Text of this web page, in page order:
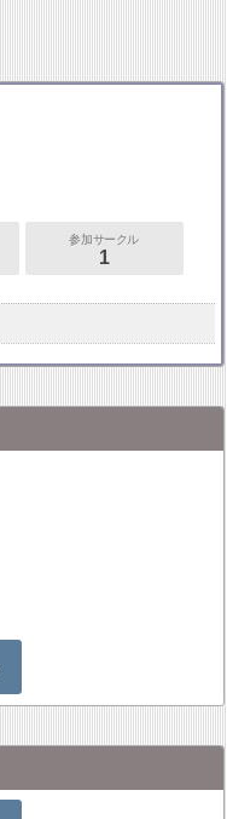
参加サークル
1